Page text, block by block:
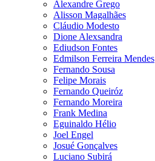
Alexandre Grego
Alisson Magalhães
Cláudio Modesto
Dione Alexsandra
Ediudson Fontes
Edmilson Ferreira Mendes
Fernando Sousa
Felipe Morais
Fernando Queiróz
Fernando Moreira
Frank Medina
Eguinaldo Hélio
Joel Engel
Josué Gonçalves
Luciano Subirá